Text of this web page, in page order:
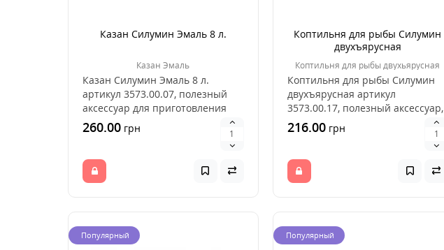
Казан Силумин Эмаль 8 л.
Казан Эмаль
Казан Силумин Эмаль 8 л.
артикул 3573.00.07, полезный
аксессуар для приготовления
пищи на открытом о..
260.00 грн
Коптильня для рыбы Силумин
двухъярусная
Коптильня для рыбы двухьярусная
Коптильня для рыбы Силумин
двухъярусная артикул
3573.00.17, полезный аксессуар,
производится компани..
216.00грн
Популярный Популярный